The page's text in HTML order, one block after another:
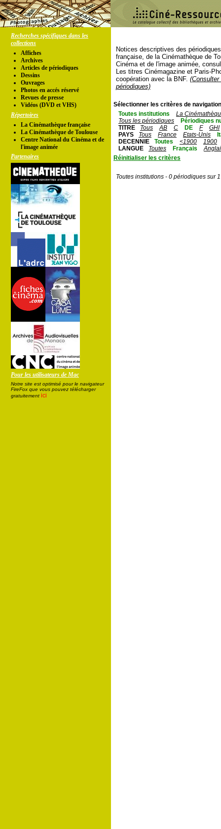
Recherches spécifiques dans les
collections
Affiches
Archives
Articles de périodiques
Dessins
Ouvrages
Photos en accés réservé
Revues de presse
Vidéos (DVD et VHS)
Répertoires
La Cinémathèque française
La Cinémathèque de Toulouse
Centre National du Cinéma et de
l'image animée
Partenaires
Pour les utilisateurs de Mac
Notre site est optimisé pour le navigateur
FireFox que vous pouvez télécharger
gratuitement ici
Notices descriptives des
française, de la Cinémathèque de
Cinéma et de l'image animée,
Les titres Cinémagazine et Paris-
coopération avec la BNF.
périodiques)
Sélectionner les critères de
Toutes institutions
La
Tous les périodiques
Périodiques
TITRE
Tous AB C DE F
GHI
PAYS
Tous France Etats-Unis
DECENNIE
Toutes <1900
1900
LANGUE
Toutes Français
Réinitialiser les critères
Toutes institutions - 0 périodiques sur